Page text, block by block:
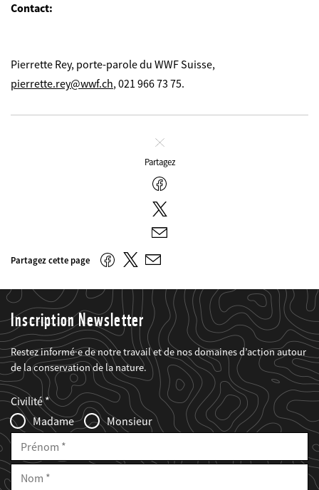
Contact:
Pierrette Rey, porte-parole du WWF Suisse,
pierrette.rey@wwf.ch, 021 966 73 75.
Fermer
Partagez
Facebook
Twitter
E-
mail
Partagez cette page FacebookTwitter
E-
Inscription Newsletter
Restez informé·e de notre travail et de nos domaines d’action autour
de la conservation de la nature.
Web2Case
Infofelder
Fieldset
anrede_name
Civilité
Madame
Monsieur
Prénom
Nom